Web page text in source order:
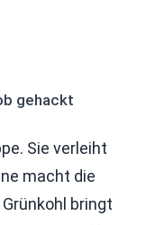
gehackt
Sie verleiht
macht die
bringt